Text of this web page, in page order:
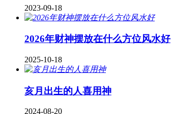
2023-09-18
2026年财神摆放在什么方位风水好
2025-10-18
亥月出生的人喜用神
2024-08-20